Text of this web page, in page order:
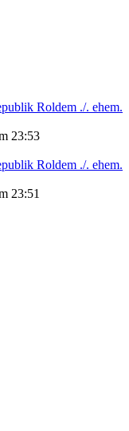
Roldem ./. ehem.
23:53
Roldem ./. ehem.
23:51